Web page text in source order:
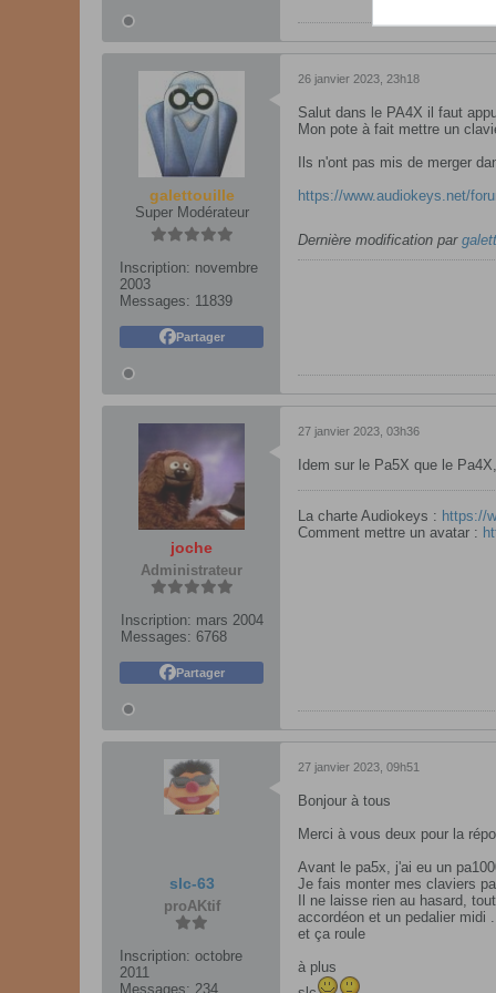
galettouille
Super Modérateur
Inscription: novembre
2003
Messages: 11839
Partager
26 janvier 2023, 23h18
Salut dans le PA4X il faut
Mon pote à fait mettre un
Ils n'ont pas mis de merger
https://www.audiokeys.net/
Dernière modification par
joche
Administrateur
Inscription: mars 2004
Messages: 6768
Partager
27 janvier 2023, 03h36
Idem sur le Pa5X que le
La charte Audiokeys : https://
Comment mettre un avatar :
slc-63
proAKtif
Inscription: octobre
2011
Messages: 234
27 janvier 2023, 09h51
Bonjour à tous
Merci à vous deux pour la
Avant le pa5x, j'ai eu un
Je fais monter mes claviers
Il ne laisse rien au hasard,
accordéon et un pedalier midi .
et ça roule
à plus